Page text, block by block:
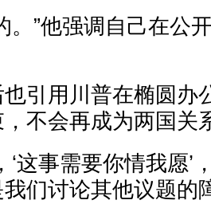
。”他强调自己在公
引用川普在椭圆办
不会再成为两国关
‘这事需要你情我愿’
们讨论其他议题的